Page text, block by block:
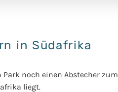
in Südafrika
noch einen Abstecher zum
liegt.